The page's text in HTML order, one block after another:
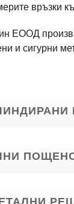
връзки
ЕООД
и сигурни